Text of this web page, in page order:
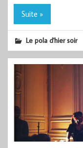
Suite »
Le pola d'hier soir